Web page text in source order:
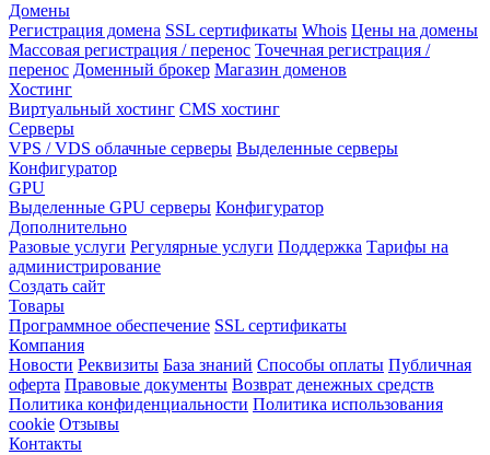
Домены
Регистрация домена SSL сертификаты Whois Цены на домены
Массовая регистрация / перенос Точечная регистрация /
перенос Доменный брокер Магазин доменов
Хостинг
Виртуальный хостинг CMS хостинг
Серверы
VPS / VDS облачные серверы Выделенные серверы
Конфигуратор
GPU
Выделенные GPU серверы Конфигуратор
Дополнительно
Разовые услуги Регулярные услуги Поддержка Тарифы на
администрирование
Создать сайт
Товары
Программное обеспечение SSL сертификаты
Компания
Новости Реквизиты База знаний Способы оплаты Публичная
оферта Правовые документы Возврат денежных средств
Политика конфиденциальности Политика использования
cookie Отзывы
Контакты